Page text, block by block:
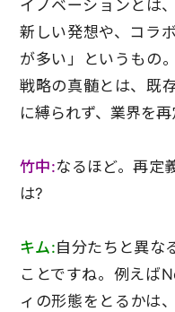
イノベーションとは
新しい発想や、コラ
が多い」というもの
戦略の真髄とは、既
に縛られず、業界を再
竹中:なるほど。再定
は?
キム:自分たちと異な
ことですね。例えば
ィの形態をとるかは